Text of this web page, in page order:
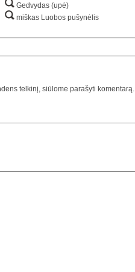
Gedvydas (upė)
miškas Luobos pušynėlis
telkinį, siūlome parašyti komentarą.